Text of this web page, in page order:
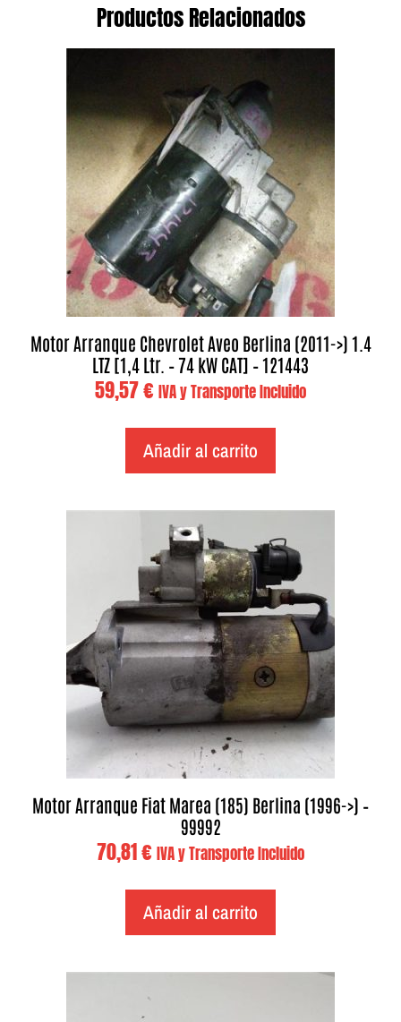
Productos Relacionados
Motor Arranque Chevrolet Aveo Berlina (2011->) 1.4
LTZ [1,4 Ltr. – 74 kW CAT] – 121443
59,57€ IVA y Transporte Incluido
Añadir al carrito
Motor Arranque Fiat Marea (185) Berlina (1996->) –
99992
70,81€ IVA y Transporte Incluido
Añadir al carrito